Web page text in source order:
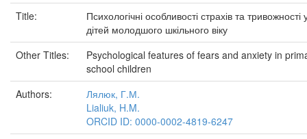
Title:
Психологічні особливості страхів та тривожності
дітей молодшого шкільного віку
Other Titles:
Psychological features of fears and anxiety in
school children
Authors:
Лялюк, Г.М.
Lialiuk, H.M.
ORCID ID: 0000-0002-4819-6247